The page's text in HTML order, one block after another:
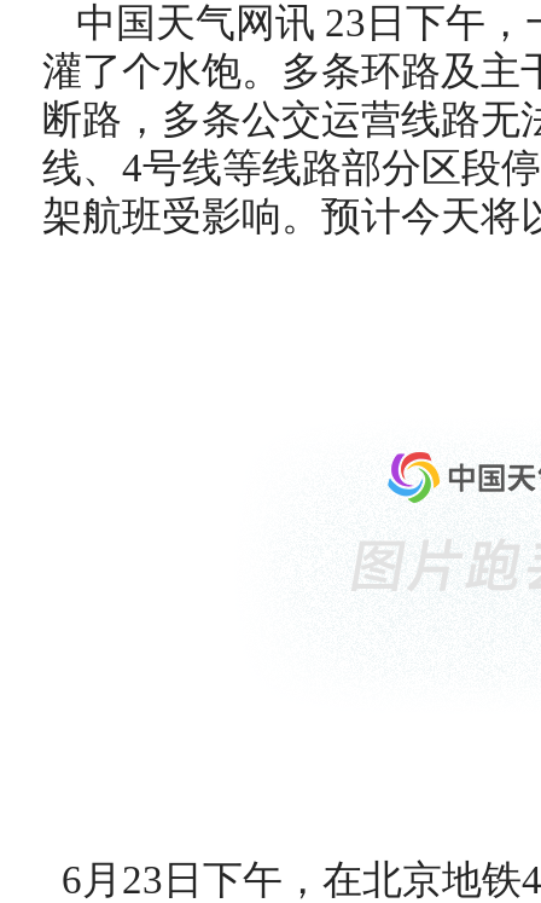
中国天气网讯 23日下午
灌了个水饱。多条环路及主
断路，多条公交运营线路无
线、4号线等线路部分区段
架航班受影响。预计今天将
6月23日下午，在北京地